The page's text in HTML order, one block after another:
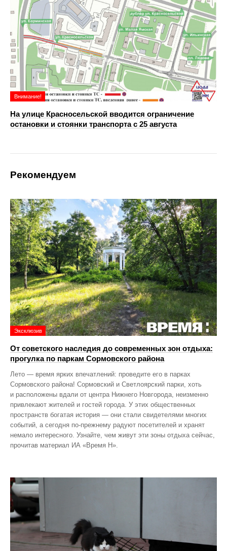
Внимание!
На улице Красносельской вводится ограничение
остановки и стоянки транспорта с 25 августа
Рекомендуем
Эксклюзив
От советского наследия до современных зон отдыха:
прогулка по паркам Сормовского района
Лето — время ярких впечатлений: проведите его в парках
Сормовского района! Сормовский и Светлоярский парки, хоть
и расположены вдали от центра Нижнего Новгорода, неизменно
привлекают жителей и гостей города. У этих общественных
пространств богатая история — они стали свидетелями многих
событий, а сегодня по‑прежнему радуют посетителей и хранят
немало интересного. Узнайте, чем живут эти зоны отдыха сейчас,
прочитав материал ИА «Время Н».